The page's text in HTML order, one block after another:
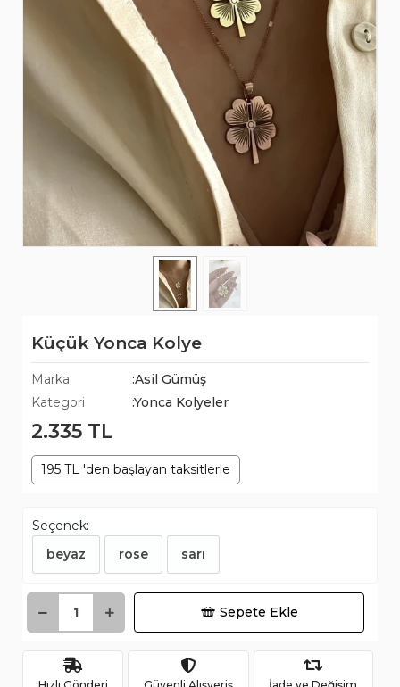
Küçük Yonca Kolye
Marka
:Asil Gümüş
Kategori
:Yonca Kolyeler
2.335 TL
195 TL 'den başlayan taksitlerle
Seçenek:
beyaz
rose sarı
Sepete Ekle
Hızlı Gönderi Güvenli Alışveriş İade ve Değişim